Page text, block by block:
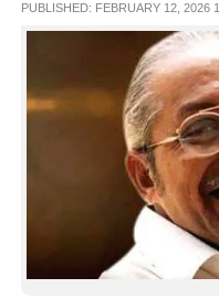
LIFESTYLE
PUBLISHED: FEBRUARY 12, 2026